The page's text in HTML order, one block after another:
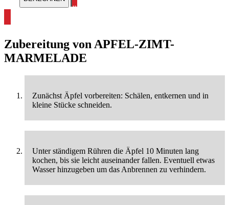
alle Marmeladen Rezepte ansehen
Zubereitung vonAPFEL-ZIMT-
MARMELADE
Zunächst Äpfel vorbereiten: Schälen, entkernen und in
kleine Stücke schneiden.
Unter ständigem Rühren die Äpfel 10 Minuten lang
kochen, bis sie leicht auseinander fallen. Eventuell etwas
Wasser hinzugeben um das Anbrennen zu verhindern.